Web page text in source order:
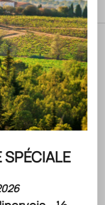
SPÉCIALE